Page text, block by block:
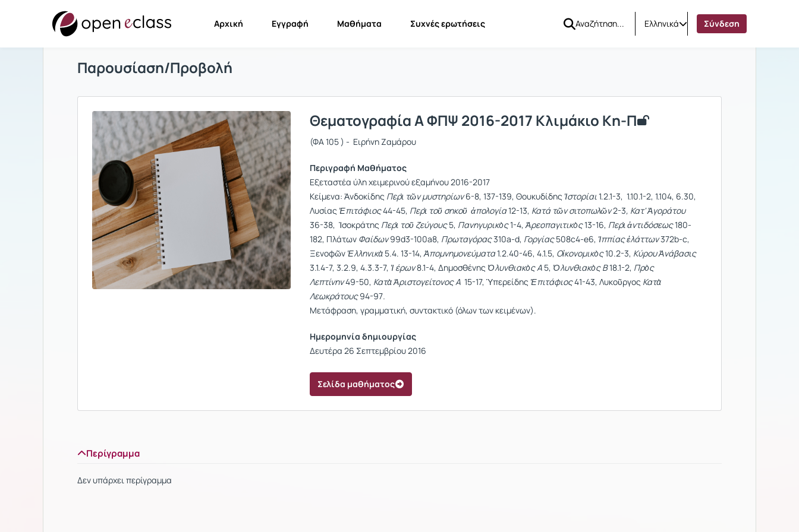
Αρχική Εγγραφή Μαθήματα Συχνές ερωτήσεις Ελληνικά Σύνδεση
Παρουσίαση/Προβολή
Θεματογραφία Α ΦΠΨ 2016-2017 Κλιμάκιο Κη-Π
(ΦΑ 105 ) - Ειρήνη Ζαμάρου
Περιγραφή Μαθήματος
Εξεταστέα ύλη χειμερινού εξαμήνου 2016-2017
Κείμενα: Ἀνδοκίδης Περὶ τῶν μυστηρίων6-8, 137-139, Θουκυδίδης Ἱστορίαι1.2.1-3, 1.10.1-2, 1.104, 6.30,
Λυσίας Ἐπιτάφιος44-45, Περὶ τοῦ σηκοῦ ἀπολογία12-13, Κατά τῶν σιτοπωλῶν2-3, Κατ' Ἀγοράτου
36-38, Ἰσοκράτης Περὶ τοῦ ζεύγους5, Πανηγυρικὸς1-4,Ἀρεοπαγιτικὸς13-16, Περὶ ἀντιδόσεως180-
182, Πλάτων Φαίδων99d3-100a8, Πρωταγόρας310a-d, Γοργίας508c4-e6, Ἱππίας ἐλάττων372b-c,
Ξενοφῶν Ἑλληνικὰ 5.4. 13-14,Ἀπομνημονεύματα1.2.40-46, 4.1.5, Οἰκονομικὸς10.2-3, Κύρου Ἀνάβασις
3.1.4-7, 3.2.9, 4.3.3-7, Ἱ έρων8.1-4, Δημοσθένης Ὀλυνθιακὸς Α 5, Ὀλυνθιακὸς Β18.1-2, Πρὸς
Λεπτίνην49-50, Κατὰ Ἀριστογείτονος Α 15-17, Ὑπερείδης Ἐπιτάφιος41-43, Λυκοῦργος Κατὰ
Λεωκράτους94-97.
Μετάφραση, γραμματική, συντακτικό (όλων των κειμένων).
Ημερομηνία δημιουργίας
Δευτέρα 26 Σεπτεμβρίου 2016
Σελίδα μαθήματος
Περίγραμμα
Δεν υπάρχει περίγραμμα